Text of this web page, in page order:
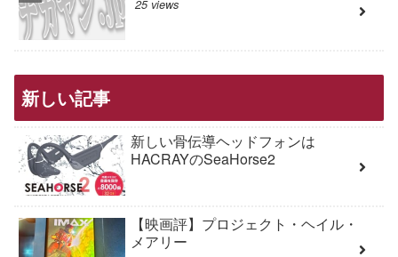
25 views
新しい記事
新しい骨伝導ヘッドフォンは
HACRAYのSeaHorse2
【映画評】プロジェクト・ヘイル・
メアリー